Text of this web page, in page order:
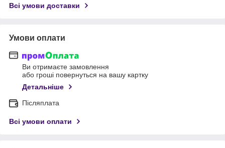
Всі умови доставки
Умови оплати
Ви отримаєте замовлення
або гроші повернуться на вашу картку
Детальніше
Післяплата
Всі умови оплати